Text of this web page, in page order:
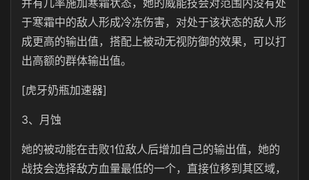
并有几率施加寒霜状态，她的威能技会对范围内没有处
于寒霜中的敌人形成冷冻伤害，对处于该状态的敌人形
成更高的输出值，搭配上被动无视防御的效果，可以打
出高额的群体输出值。
[虎牙奶瓶加速器]
3、月蚀
她的被动能在击败1位敌人后增加自己的输出值，她的
战技会选择敌方血量最低的一个，直接位移到其区域，